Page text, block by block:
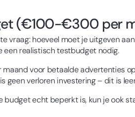
(€100-€300 per
vraag: hoeveel moet je uitgeven
een realistisch testbudget nodig.
voor betaalde advertenties
geen verloren investering – dit is
budget echt beperkt is, kun je ook